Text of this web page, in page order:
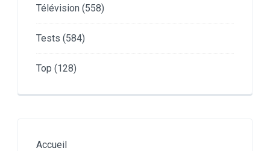
Télévision (558)
Tests (584)
Top (128)
Accueil